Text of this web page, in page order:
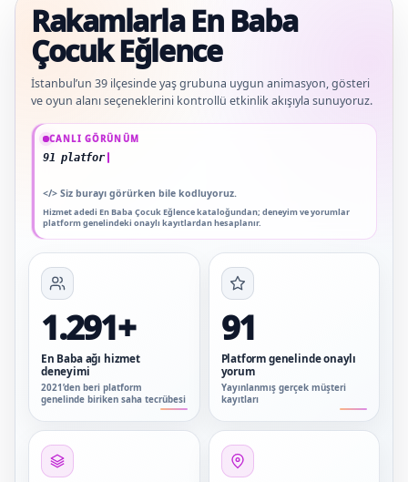
Rakamlarla En Baba
Çocuk Eğlence
İstanbul’un 39 ilçesinde yaş grubuna uygun animasyon, gösteri
ve oyun alanı seçeneklerini kontrollü etkinlik akışıyla sunuyoruz.
CANLI GÖRÜNÜM
91 platform genelinde onaylı yorum
</> Siz burayı görürken bile kodluyoruz.
Hizmet adedi En Baba Çocuk Eğlence kataloğundan; deneyim ve yorumlar
platform genelindeki onaylı kayıtlardan hesaplanır.
Güncel veriler: 1.291+ En Baba ağı hizmet deneyimi; 91 platform genelinde
1.291+
En Baba ağı hizmet
deneyimi
2021’den beri platform
genelinde biriken saha tecrübesi
91
Platform genelinde onaylı
yorum
Yayınlanmış gerçek müşteri
kayıtları